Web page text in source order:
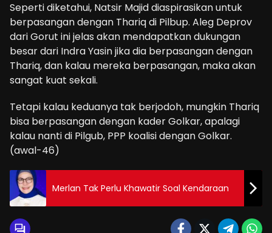
Seperti diketahui, Natsir Majid diaspirasikan untuk
berpasangan dengan Thariq di Pilbup. Aleg Deprov
dari Gorut ini jelas akan mendapatkan dukungan
besar dari Indra Yasin jika dia berpasangan dengan
Thariq, dan kalau mereka berpasangan, maka akan
sangat kuat sekali.
Tetapi kalau keduanya tak berjodoh, mungkin Thariq
bisa berpasangan dengan kader Golkar, apalagi
kalau nanti di Pilgub, PPP koalisi dengan Golkar.
(awal-46)
Merlan Tak Perlu Khawatir Soal Kendaraan